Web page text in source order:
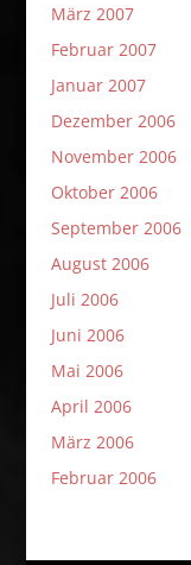
März 2007
Februar 2007
Januar 2007
Dezember 2006
November 2006
Oktober 2006
September 2006
August 2006
Juli 2006
Juni 2006
Mai 2006
April 2006
März 2006
Februar 2006